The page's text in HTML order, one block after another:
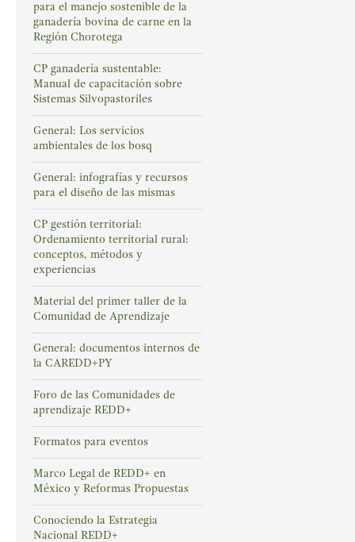
para el manejo sostenible de la
ganadería bovina de carne en la
Región Chorotega
CP ganadería sustentable:
Manual de capacitación sobre
Sistemas Silvopastoriles
General: Los servicios
ambientales de los bosq
General: infografías y recursos
para el diseño de las mismas
CP gestión territorial:
Ordenamiento territorial rural:
conceptos, métodos y
experiencias
Material del primer taller de la
Comunidad de Aprendizaje
General: documentos internos de
la CAREDD+PY
Foro de las Comunidades de
aprendizaje REDD+
Formatos para eventos
Marco Legal de REDD+ en
México y Reformas Propuestas
Conociendo la Estrategia
Nacional REDD+